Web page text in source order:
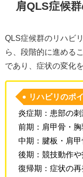
肩QLS症候
QLS症候群のリハビ
ら、段階的に進める
であり、症状の変化
リハビリのポ
炎症期：患部の
前期：肩甲骨・
中期：腱板・肩
後期：競技動作
復帰期：症状の